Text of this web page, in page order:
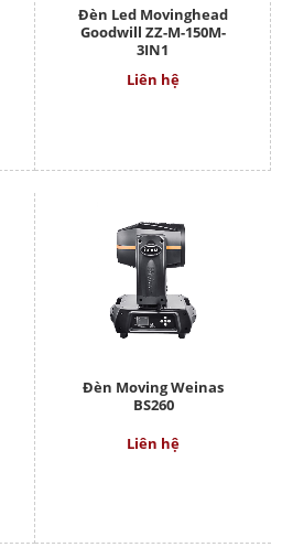
Đèn Led Movinghead
Goodwill ZZ-M-150M-
3IN1
Liên hệ
Đèn Moving Weinas
BS260
Liên hệ